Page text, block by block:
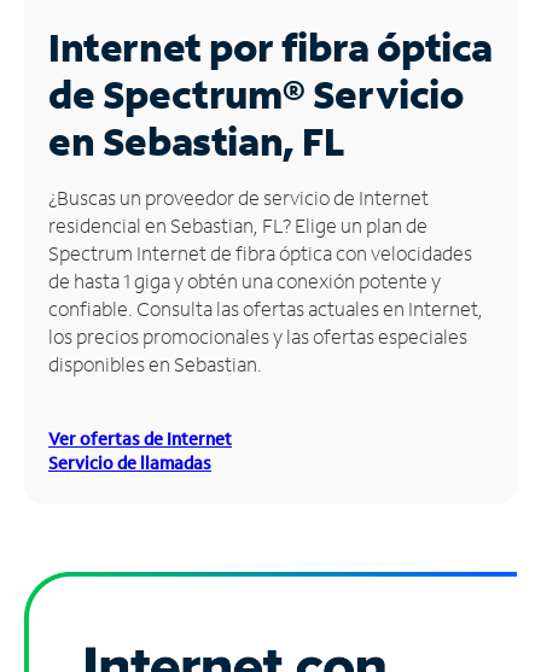
Business
Contáctanos
Inglés
Administrar
cuenta
Encuentra
una
tienda
Internet por fibra óptica
de Spectrum®Servicio
en Sebastian, FL
¿Buscas un proveedor de servicio de Internet
residencial en Sebastian, FL? Elige un plan de
Spectrum Internet de fibra óptica con velocidades
de hasta 1 giga y obtén una conexión potente y
confiable. Consulta las ofertas actuales en Internet,
los precios promocionales y las ofertas especiales
disponibles en Sebastian.
Ver ofertas de Internet
Servicio de llamadas